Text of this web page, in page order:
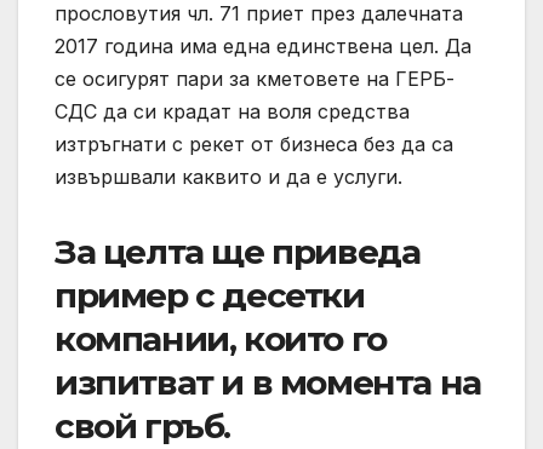
прословутия чл. 71 приет през далечната
2017 година има една единствена цел. Да
се осигурят пари за кметовете на ГЕРБ-
СДС да си крадат на воля средства
изтръгнати с рекет от бизнеса без да са
извършвали каквито и да е услуги.
За целта ще приведа
пример с десетки
компании, които го
изпитват и в момента на
свой гръб.